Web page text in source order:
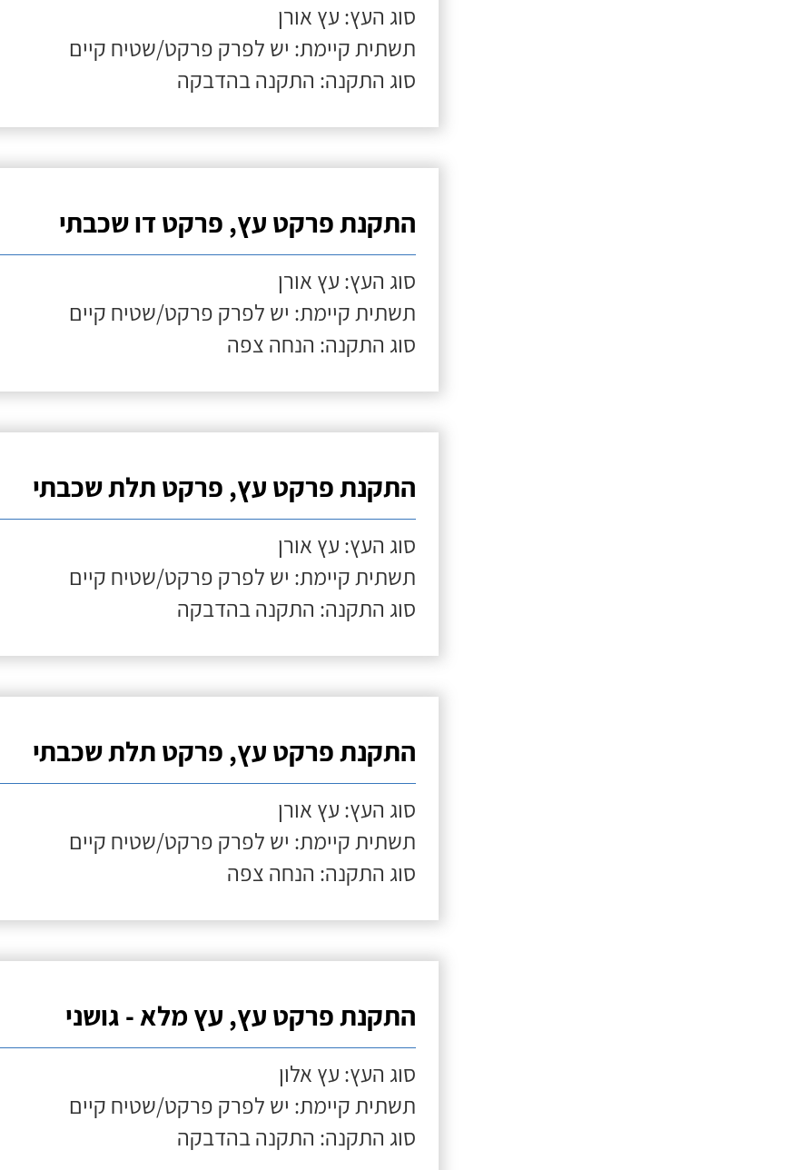
סוג העץ: עץ אורן
תשתית קיימת: יש לפרק פרקט/שטיח קיים
סוג התקנה: התקנה בהדבקה
התקנת פרקט עץ, פרקט דו שכבתי
סוג העץ: עץ אורן
תשתית קיימת: יש לפרק פרקט/שטיח קיים
סוג התקנה: הנחה צפה
התקנת פרקט עץ, פרקט תלת שכבתי
סוג העץ: עץ אורן
תשתית קיימת: יש לפרק פרקט/שטיח קיים
סוג התקנה: התקנה בהדבקה
התקנת פרקט עץ, פרקט תלת שכבתי
סוג העץ: עץ אורן
תשתית קיימת: יש לפרק פרקט/שטיח קיים
סוג התקנה: הנחה צפה
התקנת פרקט עץ, עץ מלא - גושני
סוג העץ: עץ אלון
תשתית קיימת: יש לפרק פרקט/שטיח קיים
סוג התקנה: התקנה בהדבקה